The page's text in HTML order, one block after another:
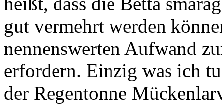
gut vermehrt werden
nennenswerten Aufwand
erfordern. Einzig was ich
der Regentonne